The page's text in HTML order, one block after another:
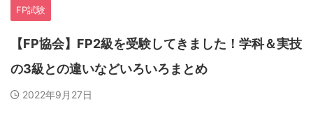
FP試験
【FP協会】FP2級を受験してきました！学科＆実技
の3級との違いなどいろいろまとめ
2022年9月27日